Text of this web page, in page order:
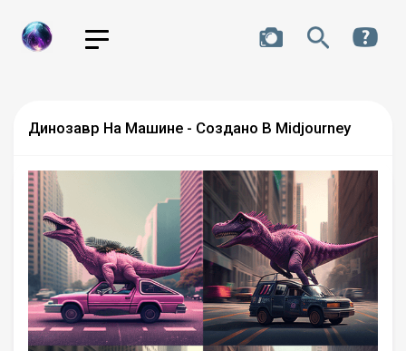
Динозавр На Машине - Создано В Midjourney